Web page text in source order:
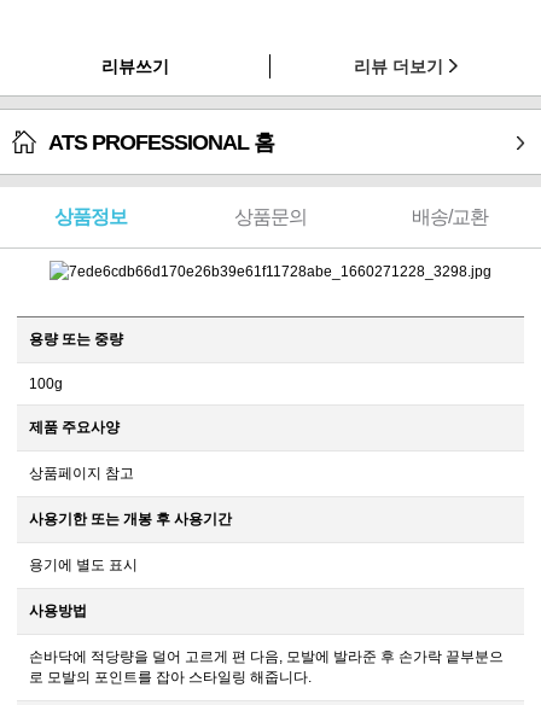
리뷰쓰기 리뷰 더보기
ATS PROFESSIONAL 홈
상품정보 상품문의 배송/교환
용량 또는 중량
100g
제품 주요사양
상품페이지 참고
사용기한 또는 개봉 후 사용기간
용기에 별도 표시
사용방법
손바닥에 적당량을 덜어 고르게 편 다음, 모발에 발라준 후 손가락 끝부분으
로 모발의 포인트를 잡아 스타일링 해줍니다.